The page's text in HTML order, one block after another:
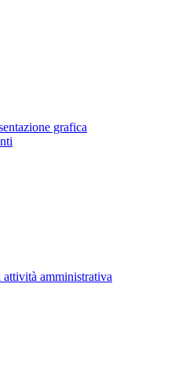
grafica
attività amministrativa